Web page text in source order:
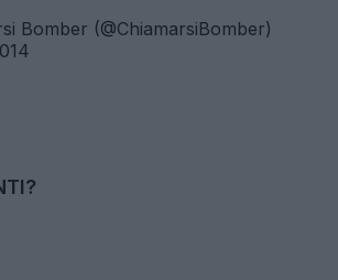
Bomber (@ChiamarsiBomber)